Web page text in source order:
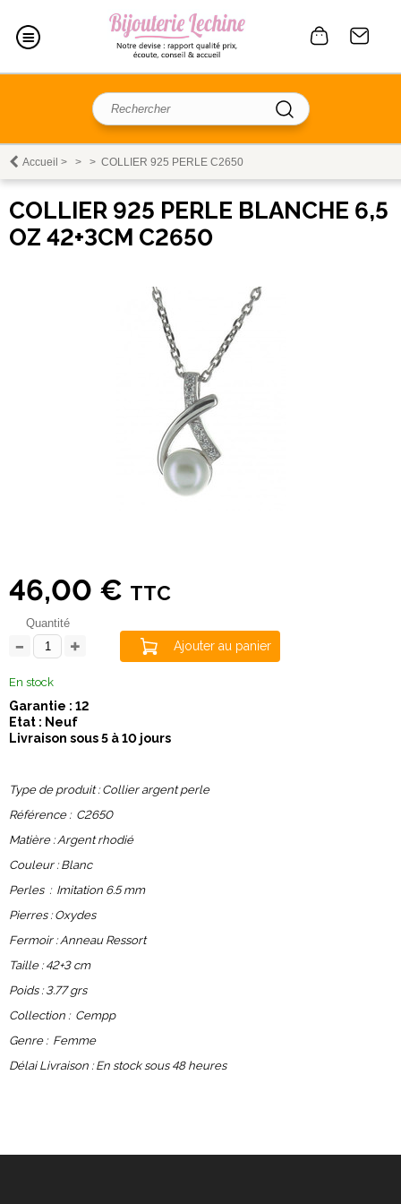
Accueil > > > COLLIER 925 PERLE C2650
COLLIER 925 PERLE BLANCHE 6,5
OZ 42+3CM C2650
46,00 € TTC
Quantité
Ajouter au panier
En stock
Garantie : 12
Etat : Neuf
Livraison sous 5 à 10 jours
Type de produit : Collier argent perle
Référence : C2650
Matière : Argent rhodié
Couleur : Blanc
Perles : Imitation 6.5 mm
Pierres : Oxydes
Fermoir : Anneau Ressort
Taille : 42+3 cm
Poids : 3.77 grs
Collection : Cempp
Genre : Femme
Délai Livraison : En stock sous 48 heures